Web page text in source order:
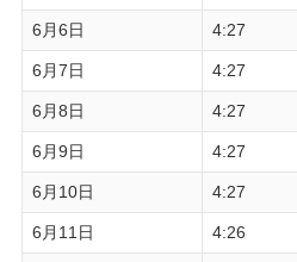
6月6日 4:27
6月7日 4:27
6月8日 4:27
6月9日 4:27
6月10日 4:27
6月11日 4:26